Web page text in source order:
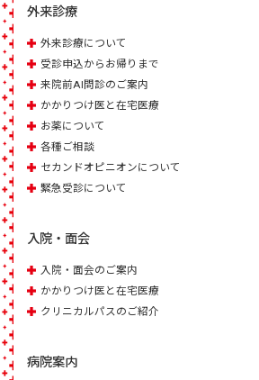
外来診療
外来診療について
受診申込からお帰りまで
来院前AI問診のご案内
かかりつけ医と在宅医療
お薬について
各種ご相談
セカンドオピニオンについて
緊急受診について
入院・面会
入院・面会のご案内
かかりつけ医と在宅医療
クリニカルパスのご紹介
病院案内